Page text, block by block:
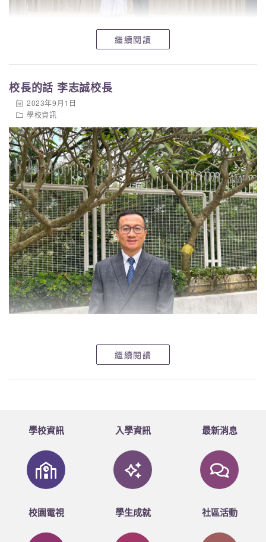
繼續閱讀
校長的話 李志誠校長
2023年9月1日
學校資訊
今年是中華聖潔會靈風中學昂首迎向25周年銀禧校
個性格強項」入手，在正向教育的基礎上，啟發同學們成
的意思）
的中學生：
Multiple Intelligence多元潛能
從我日常跟靈風同學們的接觸，我親眼見證著每一
繼續閱讀
學校資訊 入學資訊 最新消息
校園電視 學生成就 社區活動